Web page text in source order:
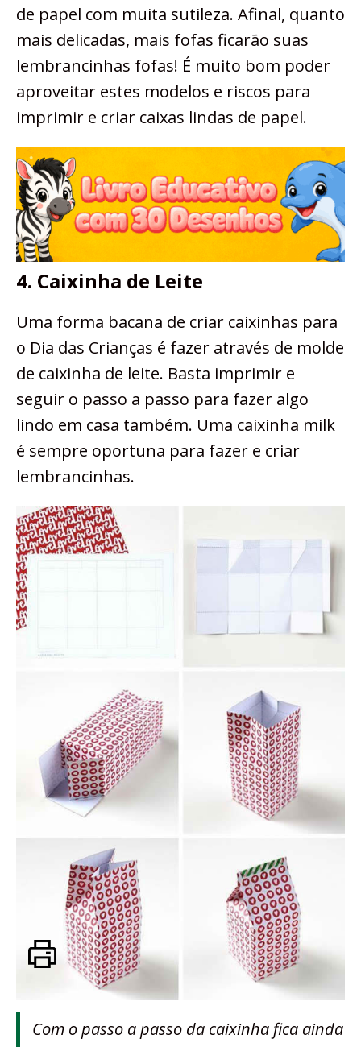
de papel com muita sutileza. Afinal, quanto
mais delicadas, mais fofas ficarão suas
lembrancinhas fofas! É muito bom poder
aproveitar estes modelos e riscos para
imprimir e criar caixas lindas de papel.
4. Caixinha de Leite
Uma forma bacana de criar caixinhas para
o Dia das Crianças é fazer através de molde
de caixinha de leite. Basta imprimir e
seguir o passo a passo para fazer algo
lindo em casa também. Uma caixinha milk
é sempre oportuna para fazer e criar
lembrancinhas.
Com o passo a passo da caixinha fica ainda